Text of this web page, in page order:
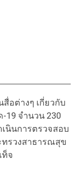
อต่างๆ เกี่ยวกับ
19 จำนวน 230
นินการตรวจสอบ
ทรวงสาธารณสุข
ท็จ